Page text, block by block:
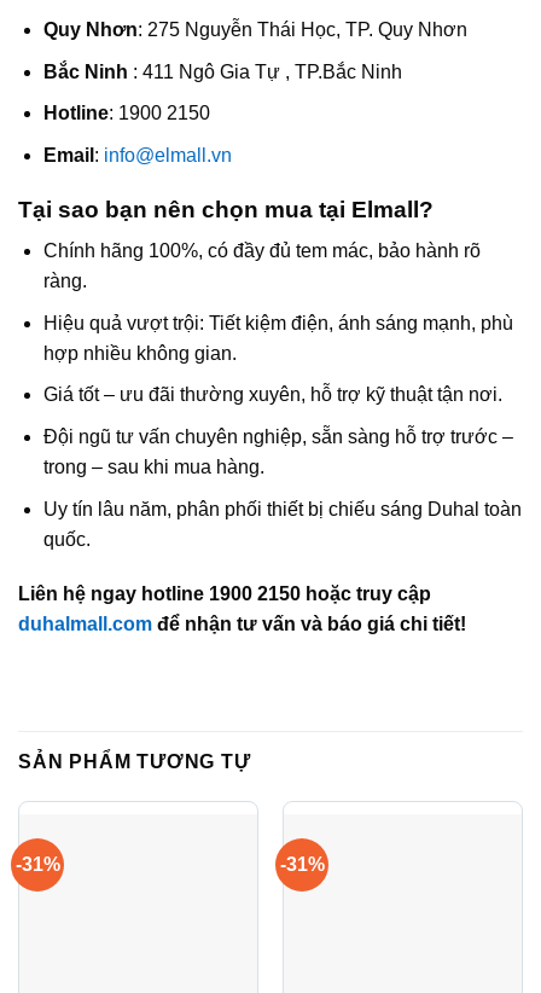
Quy Nhơn: 275 Nguyễn Thái Học, TP. Quy Nhơn
Bắc Ninh : 411 Ngô Gia Tự , TP.Bắc Ninh
Hotline: 1900 2150
Email : info@elmall.vn
Tại sao bạn nên chọn mua tại Elmall?
Chính hãng 100%, có đầy đủ tem mác, bảo hành rõ
ràng.
Hiệu quả vượt trội: Tiết kiệm điện, ánh sáng mạnh, phù
hợp nhiều không gian.
Giá tốt – ưu đãi thường xuyên, hỗ trợ kỹ thuật tận nơi.
Đội ngũ tư vấn chuyên nghiệp, sẵn sàng hỗ trợ trước –
trong – sau khi mua hàng.
Uy tín lâu năm, phân phối thiết bị chiếu sáng Duhal toàn
quốc.
Liên hệ ngay hotline 1900 2150 hoặc truy cập
duhalmall.com để nhận tư vấn và báo giá chi tiết!
SẢN PHẨM TƯƠNG TỰ
-31% -31%